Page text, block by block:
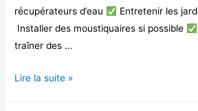
récupérateurs d’eau
Entretenir les
Installer des moustiquaires si possible
traîner des …
PREVENTION
Lire la suite »